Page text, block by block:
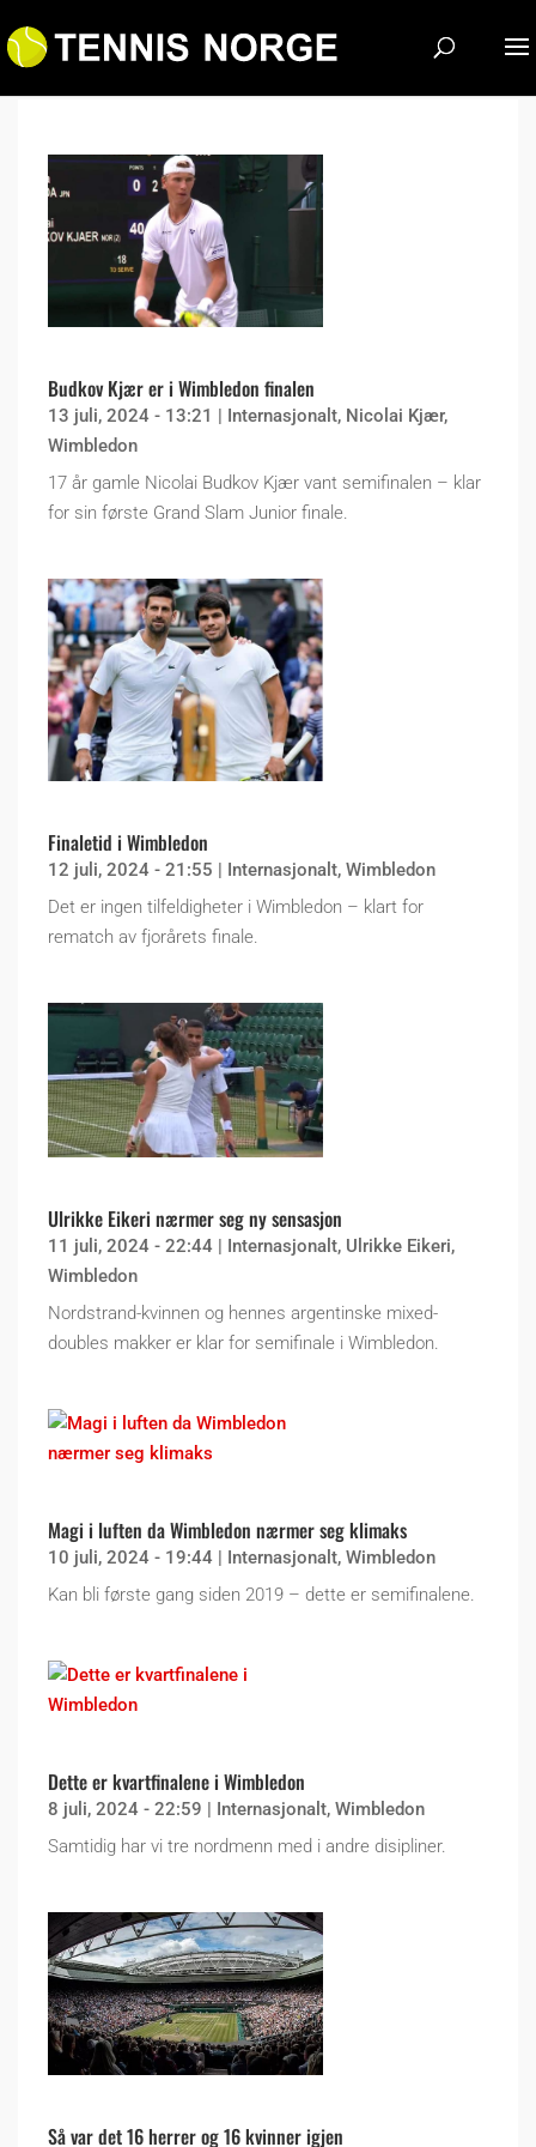
Budkov Kjær er i Wimbledon finalen
13 juli, 2024 - 13:21 | Internasjonalt, Nicolai Kjær,
Wimbledon
17 år gamle Nicolai Budkov Kjær vant semifinalen – klar
for sin første Grand Slam Junior finale.
Finaletid i Wimbledon
12 juli, 2024 - 21:55 Internasjonalt, Wimbledon
Det er ingen tilfeldigheter i Wimbledon – klart for
rematch av fjorårets finale.
Ulrikke Eikeri nærmer seg ny sensasjon
11 juli, 2024 - 22:44 | Internasjonalt, Ulrikke Eikeri,
Wimbledon
Nordstrand-kvinnen og hennes argentinske mixed-
doubles makker er klar for semifinale i Wimbledon.
Magi i luften da Wimbledon nærmer seg klimaks
10 juli, 2024 - 19:44 | Internasjonalt, Wimbledon
Kan bli første gang siden 2019 – dette er semifinalene.
Dette er kvartfinalene i Wimbledon
8 juli, 2024 - 22:59 | Internasjonalt, Wimbledon
Samtidig har vi tre nordmenn med i andre disipliner.
Så var det 16 herrer og 16 kvinner igjen